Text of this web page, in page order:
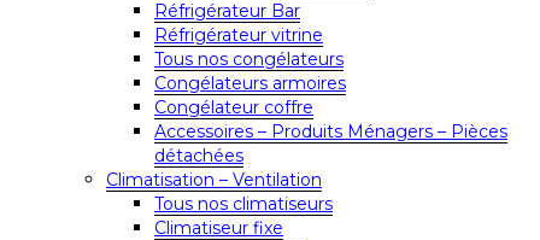
Réfrigérateur Bar
Réfrigérateur vitrine
Tous nos congélateurs
Congélateurs armoires
Congélateur coffre
Accessoires – Produits Ménagers – Pièces
détachées
Climatisation – Ventilation
Tous nos climatiseurs
Climatiseur fixe